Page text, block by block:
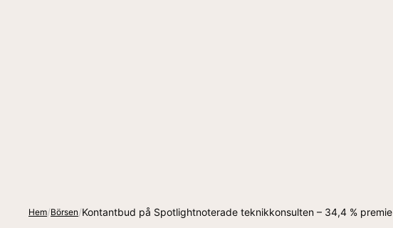
Hem/Börsen/Kontantbud på Spotlightnoterade teknikkonsulten – 34,4 % premie